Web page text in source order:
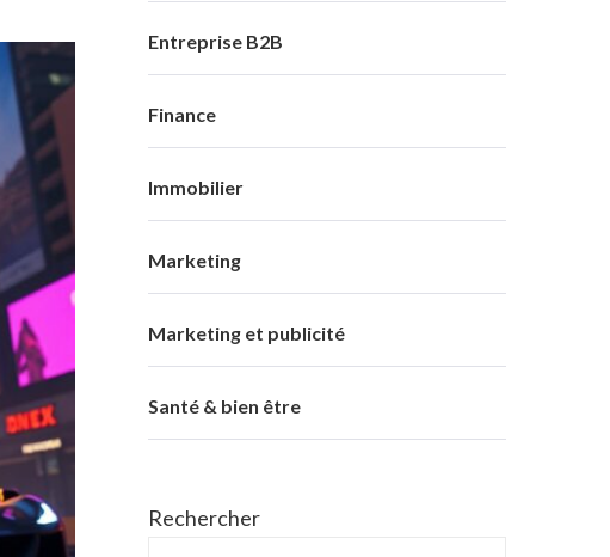
Entreprise B2B
Finance
Immobilier
Marketing
Marketing et publicité
Santé & bien être
Rechercher